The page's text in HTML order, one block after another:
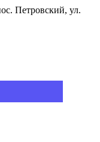
Петровский, ул.